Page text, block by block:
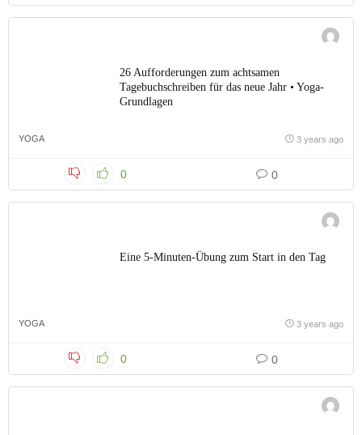
26 Aufforderungen zum achtsamen
Tagebuchschreiben für das neue Jahr • Yoga-
Grundlagen
YOGA 3 years ago
0 0
Eine 5-Minuten-Übung zum Start in den Tag
YOGA 3 years ago
0 0